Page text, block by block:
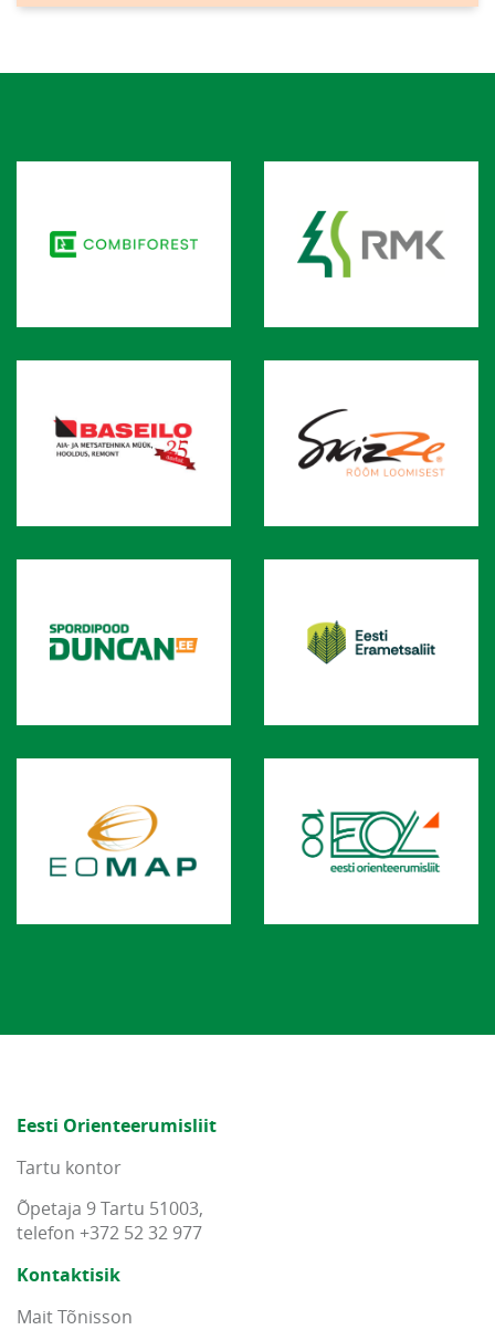
Eesti Orienteerumisliit
Tartu kontor
Õpetaja 9 Tartu 51003,
telefon +372 52 32 977
Kontaktisik
Mait Tõnisson